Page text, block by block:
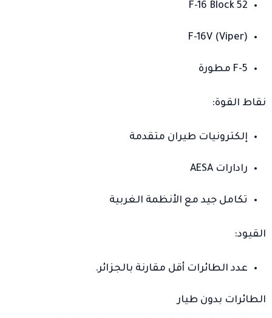
F-16 Block 52
F-16V (Viper)
F-5 مطورة
نقاط القوة:
إلكترونيات طيران متقدمة
رادارات AESA
تكامل جيد مع الأنظمة الغربية
القيود:
عدد الطائرات أقل مقارنة بالجزائر.
الطائرات بدون طيار